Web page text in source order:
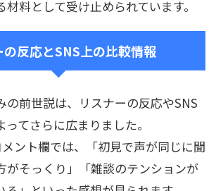
料として受け止められています。
の反応とSNS上の比較情報
の前世説は、リスナーの反応やSNS
ってさらに広まりました。
ント欄では、「初見で声が同じに聞
がそっくり」「雑談のテンションが